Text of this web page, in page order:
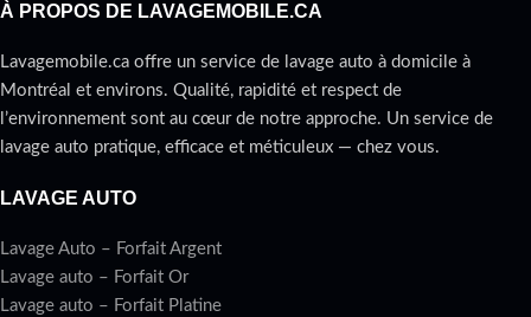
À PROPOS DE LAVAGEMOBILE.CA
Lavagemobile.ca offre un service de lavage auto à domicile à
Montréal et environs. Qualité, rapidité et respect de
l’environnement sont au cœur de notre approche. Un service de
lavage auto pratique, efficace et méticuleux — chez vous.
LAVAGE AUTO
Lavage Auto – Forfait Argent
Lavage auto – Forfait Or
Lavage auto – Forfait Platine